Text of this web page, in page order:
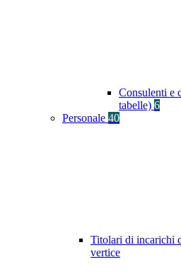
Consulenti e
tabelle) 6
Personale 40
Titolari di incarichi
vertice